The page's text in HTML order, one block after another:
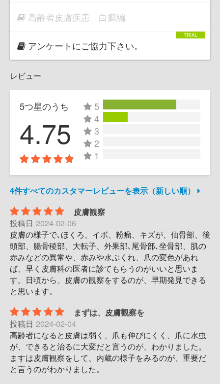
高齢者皮膚疾患 白癬編
アンケートにご協力下さい。
レビュー
5つ星のうち
4.75
5
4
3
2
1
4件すべてのカスタマーレビューを表示（新しい順）
皮膚観察
投稿日 2024-02-06
皮膚の様子で､ほくろ、イボ、粉瘤、キズが、仙骨部、後
頭部、腸骨稜部、大転子、外果部､尾骨部､坐骨部、肌の
赤みなどの異常や、赤みや水ぶくれ、爪の変色があれ
ば、早く皮膚科の医者に診てもらうのがいいと思いま
す。日頃から、皮膚の観察をするのが、早期発見できる
と思います。
まずは、皮膚觀察を
投稿日 2024-02-04
高齢者になると皮膚は弱く、爪も伸びにくく、爪に水虫
が、できると治るに大変だと言うのが、わかりました。
ますは皮膚観察をして、内蔵の様子をみるのが、重要だ
と言うのがわかりました。